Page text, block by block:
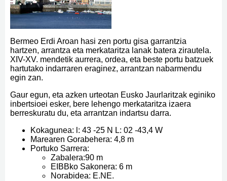
Bermeo Erdi Aroan hasi zen portu gisa garrantzia
hartzen, arrantza eta merkataritza lanak batera zirautela.
XIV-XV. mendetik aurrera, ordea, eta beste portu batzuek
hartutako indarraren eraginez, arrantzan nabarmendu
egin zan.
Gaur egun, eta azken urteotan Eusko Jaurlaritzak eginiko
inbertsioei esker, bere lehengo merkataritza izaera
berreskuratu du, eta arrantzan indartsu darra.
Kokagunea: l: 43 -25 N L: 02 -43,4 W
Marearen Gorabehera: 4,8 m
Portuko Sarrera:
Zabalera:90 m
EIBBko Sakonera: 6 m
Norabidea: E.NE.